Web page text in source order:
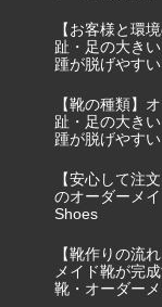
【お客様と環
趾・足の大き
踵が脱げやす
【靴の種類】
趾・足の大き
踵が脱げやす
【安心して注
のオーダーメ
Shoes
【靴作りの流
メイド靴が完
靴・オーダー